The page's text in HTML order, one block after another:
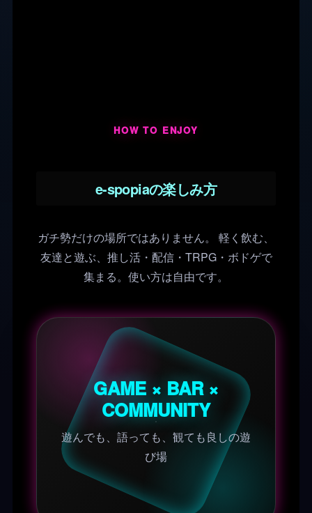
HOW TO ENJOY
e-spopiaの楽しみ方
ガチ勢だけの場所ではありません。 軽く飲む、
友達と遊ぶ、推し活・配信・TRPG・ボドゲで
集まる。使い方は自由です。
GAME × BAR ×
COMMUNITY
遊んでも、語っても、観ても良しの遊
び場